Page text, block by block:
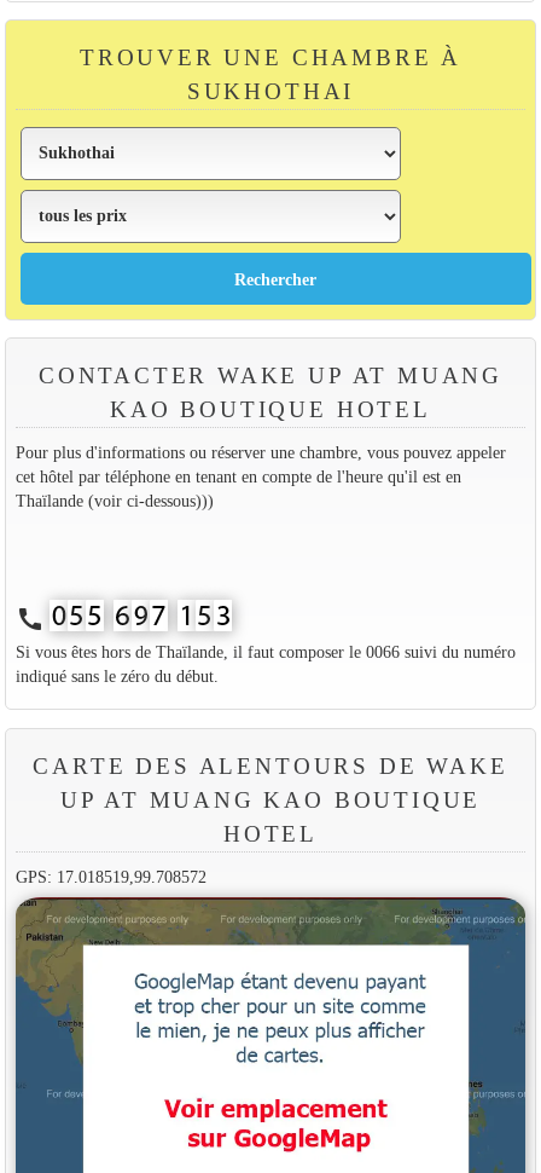
TROUVER UNE CHAMBRE À
SUKHOTHAI
CONTACTER WAKE UP AT MUANG
KAO BOUTIQUE HOTEL
Pour plus d'informations ou réserver une chambre, vous pouvez appeler
cet hôtel par téléphone en tenant en compte de l'heure qu'il est en
Thaïlande (voir ci-dessous)))
call
Si vous êtes hors de Thaïlande, il faut composer le 0066 suivi du numéro
indiqué sans le zéro du début.
CARTE DES ALENTOURS DE WAKE
UP AT MUANG KAO BOUTIQUE
HOTEL
GPS: 17.018519,99.708572